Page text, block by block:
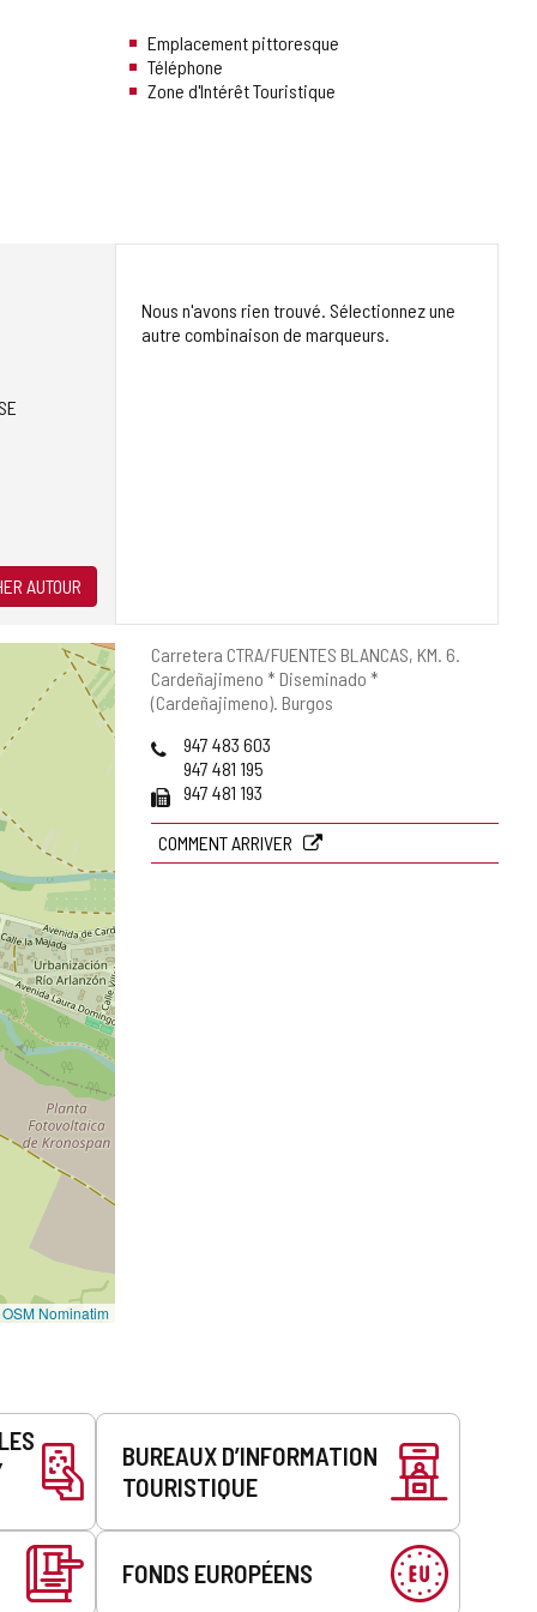
Emplacement pittoresque
Téléphone
Zone d'Intérêt Touristique
Adresse
postale
Carretera CTRA/FUENTES BLANCAS, KM. 6.
Cardeñajimeno * Diseminado *
(Cardeñajimeno). Burgos
Téléphones
947 483 603
947 481 195
Fax 947 481 193
COMMENT ARRIVER
AUTOUR
Nous n'avons rien trouvé. Sélectionnez une
autre combinaison de marqueurs.
OSM Nominatim
BUREAUX D’INFORMATION
TOURISTIQUE
FONDS EUROPÉENS